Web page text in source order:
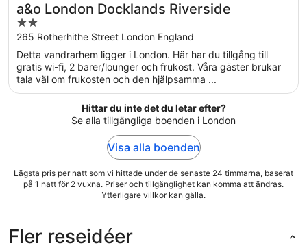
a&o London Docklands Riverside
2
out
of
5
265 Rotherhithe Street London England
Detta vandrarhem ligger i London. Här har du tillgång till
gratis wi-fi, 2 barer/lounger och frukost. Våra gäster brukar
tala väl om frukosten och den hjälpsamma ...
Hittar du inte det du letar efter?
Se alla tillgängliga boenden i London
Visa alla boenden
Lägsta pris per natt som vi hittade under de senaste 24 timmarna, baserat
på 1 natt för 2 vuxna. Priser och tillgänglighet kan komma att ändras.
Ytterligare villkor kan gälla.
Fler reseidéer